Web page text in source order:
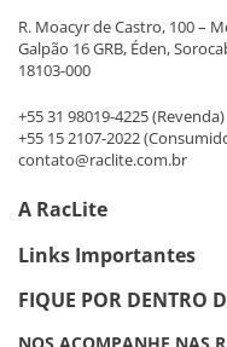
R. Moacyr de Castro, 100 –
Galpão 16 GRB, Éden,
18103-000
+55 31 98019-4225(Revenda)
+55 15 2107-2022
contato@raclite.com.br
A RacLite
Links Importantes
FIQUE POR DENTRO
NOS ACOMPANHE NAS